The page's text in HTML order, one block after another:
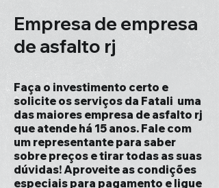
Empresa de empresa
de asfalto rj
Faça o investimento certo e
solicite os serviços da Fatali uma
das maiores empresa de asfalto rj
que atende há 15 anos. Fale com
um representante para saber
sobre preços e tirar todas as suas
dúvidas! Aproveite as condições
especiais para pagamento e ligue